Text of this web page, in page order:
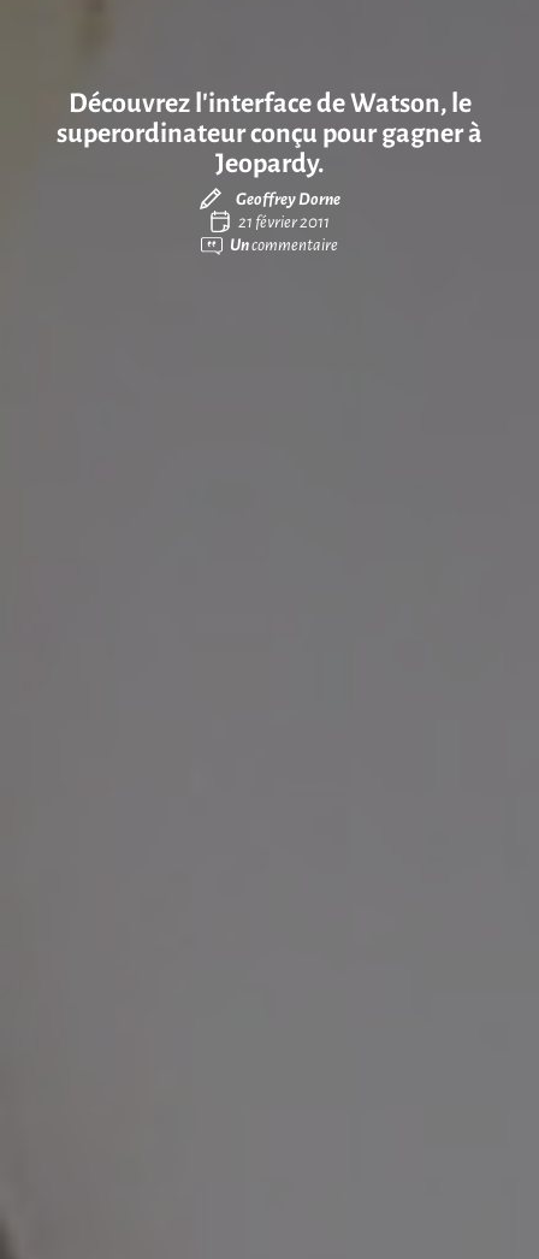
Découvrez l’interface de Watson, le
superordinateur conçu pour gagner à
Jeopardy.
Geoffrey Dorne
21 février 2011
Uncommentaire